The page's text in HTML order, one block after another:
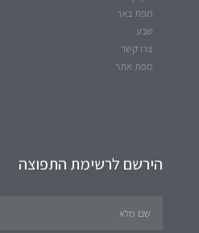
מפת באר
שבע
צרו קשר
מפת אתר
הירשם לרשימת התפוצה